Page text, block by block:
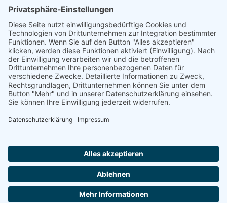
Anfrage
Impressum
Datenschutz
AGB
Öffnungszeiten
Montag - Freitag
07:00 Uhr - 16:00 Uhr
Selbstverständlich sind wir ISO 9001 : 2015 zertifiziert und
betreiben aktives Qualitätsmanagement!
© 2026 i-bema GmbH |Webdesign by DAG